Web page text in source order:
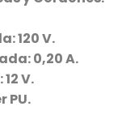
120 V.
0,20 A.
V.
PU.